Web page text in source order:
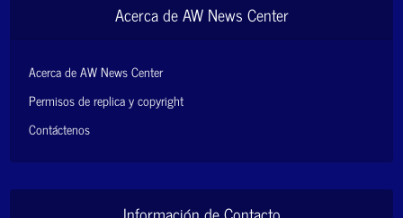
Acerca de AW News Center
Acerca de AW News Center
Permisos de replica y copyright
Contáctenos